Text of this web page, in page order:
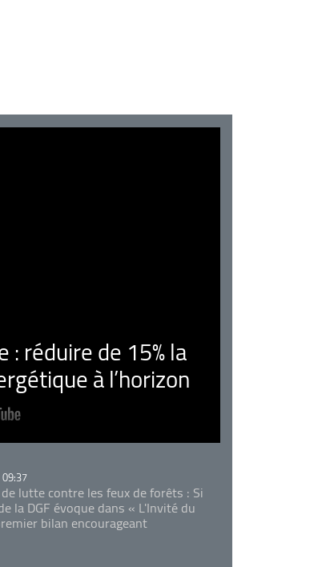
: réduire de 15% la
à l’horizon
lutte contre les feux de forêts : Si
la DGF évoque dans « L'Invité du
bilan encourageant